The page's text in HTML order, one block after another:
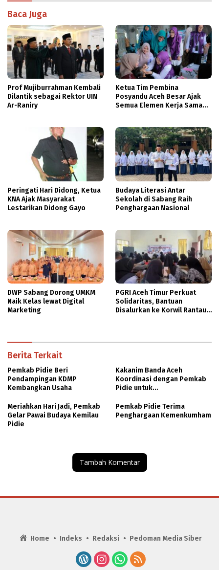
Baca Juga
Prof Mujiburrahman Kembali
Dilantik sebagai Rektor UIN
Ar-Raniry
Ketua Tim Pembina
Posyandu Aceh Besar Ajak
Semua Elemen Kerja Sama
Peringati Hari Didong, Ketua
KNA Ajak Masyarakat
Lestarikan Didong Gayo
Budaya Literasi Antar
Sekolah di Sabang Raih
Penghargaan Nasional
DWP Sabang Dorong UMKM
Naik Kelas lewat Digital
Marketing
PGRI Aceh Timur Perkuat
Solidaritas, Bantuan
Disalurkan ke Korwil Rantau
Berita Terkait
Pemkab Pidie Beri
Pendampingan KDMP
Kembangkan Usaha
Kakanim Banda Aceh
Koordinasi dengan Pemkab
Pidie untuk
Meriahkan Hari Jadi, Pemkab
Gelar Pawai Budaya Kemilau
Pidie
Pemkab Pidie Terima
Penghargaan Kemenkumham
Tambah Komentar
Home Indeks Redaksi Pedoman Media Siber